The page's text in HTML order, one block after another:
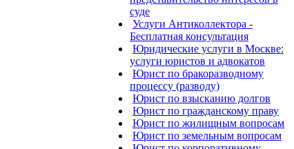
суде
Услуги Антиколлектора -
Бесплатная консультация
Юридические услуги в Москве:
услуги юристов и адвокатов
Юрист по бракоразводному
процессу (разводу)
Юрист по взысканию долгов
Юрист по гражданскому праву
Юрист по жилищным вопросам
Юрист по земельным вопросам